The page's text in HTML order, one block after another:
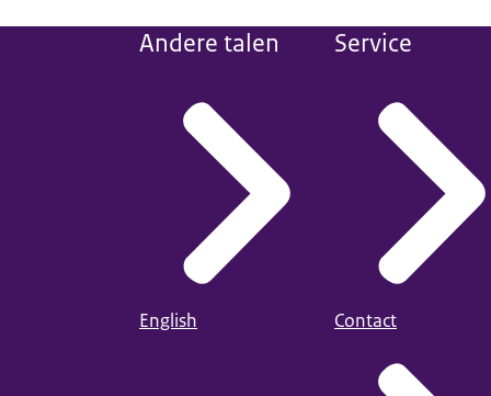
Andere talen
English
Service
Contact